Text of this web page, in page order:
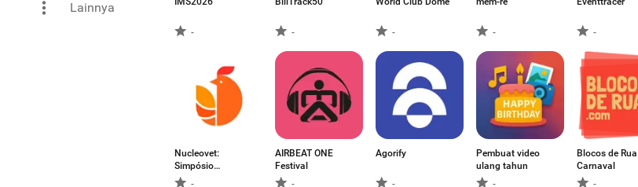
Lainnya
- - - - -
Nucleovet:
Simpósio
Avicultura
-
AIRBEAT ONE
Festival
-
Agorify
-
Pembuat video
ulang tahun
-
Blocos de
Carnaval
-